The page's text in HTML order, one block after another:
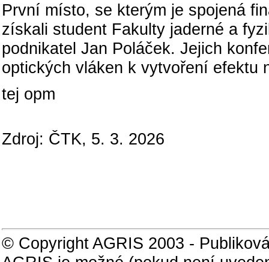
První místo, se kterým je spojená
získali student Fakulty jaderné a
podnikatel Jan Poláček. Jejich
optických vláken k vytvoření efektu
tej opm
Zdroj: ČTK, 5. 3. 2026
© Copyright AGRIS 2003 -